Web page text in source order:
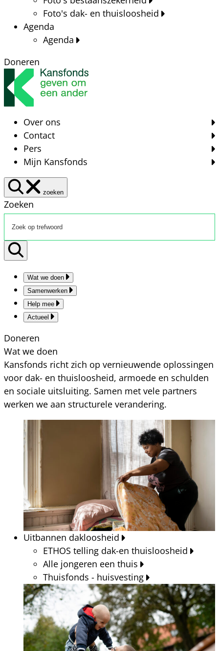
Foto's dak- en thuisloosheid
Agenda
Agenda
Doneren
Over ons
Contact
Pers
Mijn Kansfonds
zoeken
Zoeken
Wat we doen
Samenwerken
Help mee
Actueel
Doneren
Wat we doen
Kansfonds richt zich op vernieuwende oplossingen
voor dak- en thuisloosheid, armoede en schulden
en sociale uitsluiting. Samen met vele partners
werken we aan structurele verandering.
Uitbannen dakloosheid
ETHOS telling dak-en thuisloosheid
Alle jongeren een thuis
Thuisfonds - huisvesting